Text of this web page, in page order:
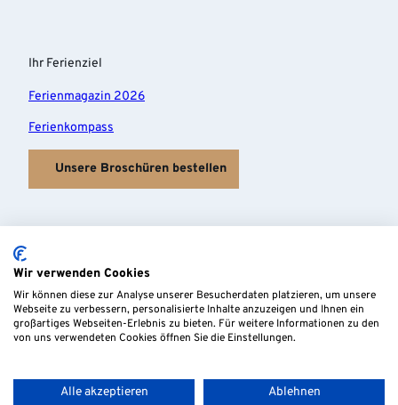
Ihr Ferienziel
Ferienmagazin 2026
Ferienkompass
Unsere Broschüren bestellen
Wir verwenden Cookies
Wir können diese zur Analyse unserer Besucherdaten platzieren, um unsere
Webseite zu verbessern, personalisierte Inhalte anzuzeigen und Ihnen ein
großartiges Webseiten-Erlebnis zu bieten. Für weitere Informationen zu den
von uns verwendeten Cookies öffnen Sie die Einstellungen.
Alle akzeptieren Ablehnen